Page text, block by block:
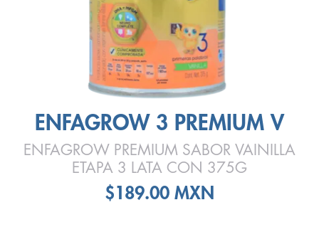
ENFAGROW 3 PREMIUM V
ENFAGROW PREMIUM SABOR VAINILLA
ETAPA 3 LATA CON 375G
$189.00 MXN